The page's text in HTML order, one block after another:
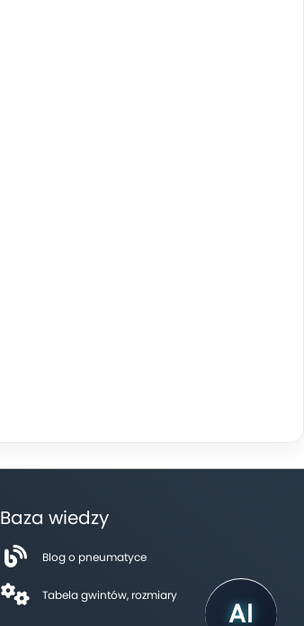
Baza wiedzy
Blog o pneumatyce
Tabela gwintów, rozmiary